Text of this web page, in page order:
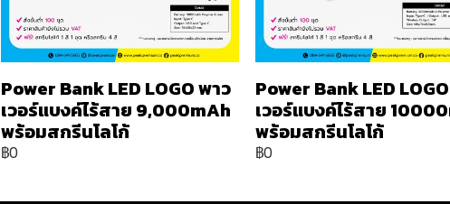
Power Bank LED LOGO พาว
เวอร์แบงค์ไร้สาย 9,000mAh
พร้อมสกรีนโลโก้
฿0
Power Bank LED
เวอร์แบงค์ไร้สาย
พร้อมสกรีนโลโก้
฿0